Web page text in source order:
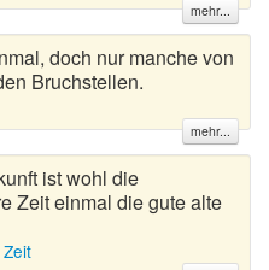
mehr...
doch nur manche von
Bruchstellen.
mehr...
ist wohl die
Zeit einmal die gute alte